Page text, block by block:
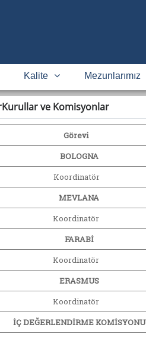
Kalite Mezunlarımız
ve Komisyonlar
Görevi
BOLOGNA
Koordinatör
MEVLANA
Koordinatör
FARABİ
Koordinatör
ERASMUS
Koordinatör
İÇ DEĞERLENDİRME KOMİSYONU